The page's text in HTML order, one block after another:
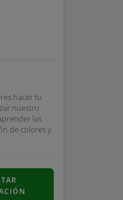
hacer tu
nuestro
las
de colores y